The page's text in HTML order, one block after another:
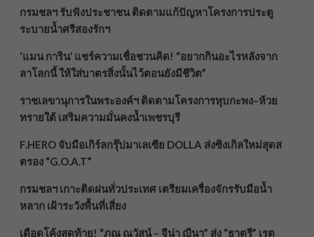
กรมชลฯ รับฟังประชาชน ติดตามแก้ปัญหาโครงการประตู
ระบายน้ำศรีสองรักฯ
‘แมน การิน’ แชร์ความเชื่อชวนคิด! “อยากกินอะไรหลังจาก
ลาโลกนี้ ให้ใส่บาตรสิ่งนั้นไว้ตอนยังมีชีวิต”
ราชเลขานุการในพระองค์ฯ ติดตามโครงการหุบกะพง–ห้วย
ทรายใต้ เสริมความมั่นคงน้ำเพชรบุรี
F.HERO จับมือเกิร์ลกรุ๊ปมาเลเซีย DOLLA ส่งซิงเกิลใหม่สุดส
ตรอง “G.O.A.T”
กรมชลฯ เกาะติดฝนทั่วประเทศ เตรียมเครื่องจักรรับมือน้ำ
หลาก เฝ้าระวังพื้นที่เสี่ยง
เดือดโค้งสุดท้าย! “ภณ ณวัสน์ – จีน่า ญีนา” ส่ง “ธาตรี” เรต